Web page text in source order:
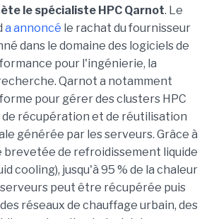
le spécialiste HPC Qarnot. Le
a annoncé le rachat du fournisseur
dans le domaine des logiciels de
pour l'ingénierie, la
Qarnot a notamment
pour gérer des clusters HPC
de récupération et de réutilisation
générée par les serveurs. Grâce à
de refroidissement liquide
cooling), jusqu'à 95 % de la chaleur
peut être récupérée puis
réseaux de chauffage urbain, des